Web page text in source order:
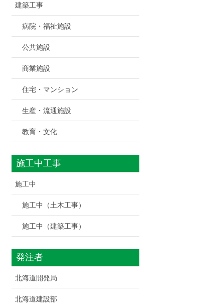
建築工事
病院・福祉施設
公共施設
商業施設
住宅・マンション
生産・流通施設
教育・文化
施工中工事
施工中
施工中（土木工事）
施工中（建築工事）
発注者
北海道開発局
北海道建設部